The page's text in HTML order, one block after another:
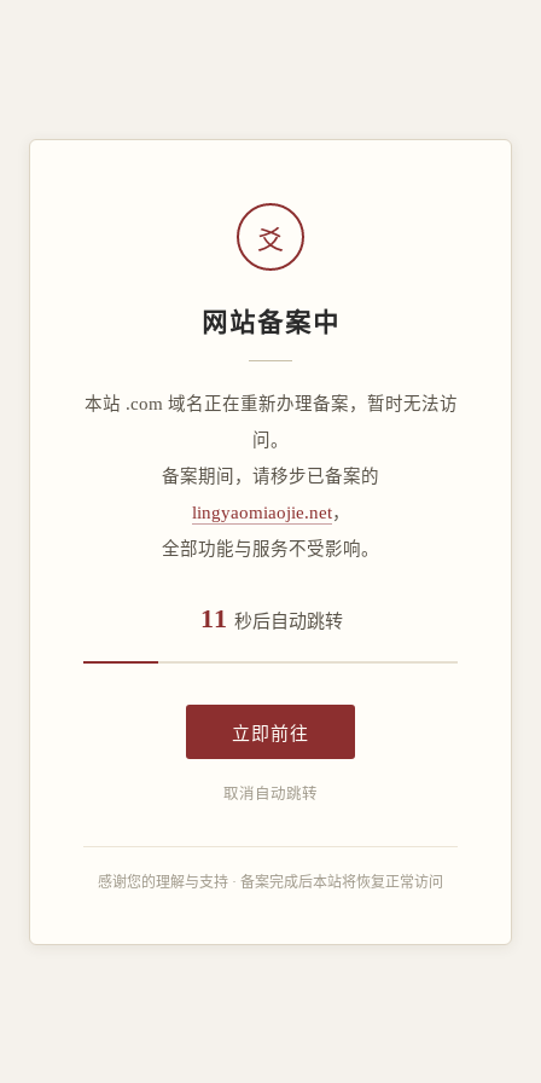
爻
网站备案中
本站 .com 域名正在重新办理备案，暂时无法访
问。
备案期间，请移步已备案的
lingyaomiaojie.net，
全部功能与服务不受影响。
11 秒后自动跳转
立即前往
取消自动跳转
感谢您的理解与支持 · 备案完成后本站将恢复正常访问